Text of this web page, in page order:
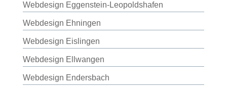
Webdesign Eggenstein-Leopoldshafen
Webdesign Ehningen
Webdesign Eislingen
Webdesign Ellwangen
Webdesign Endersbach